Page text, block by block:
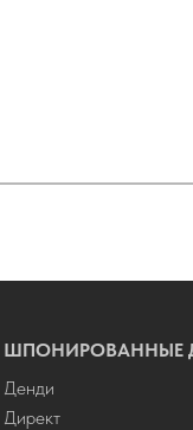
ШПОНИРОВАННЫЕ
Денди
Директ